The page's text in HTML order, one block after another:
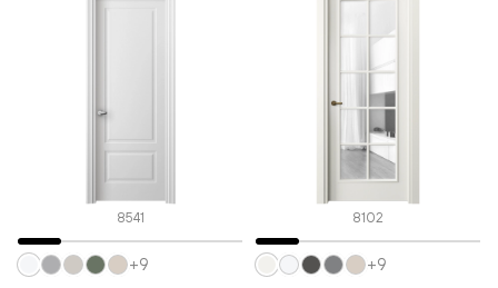
8541
+9
8102
+9